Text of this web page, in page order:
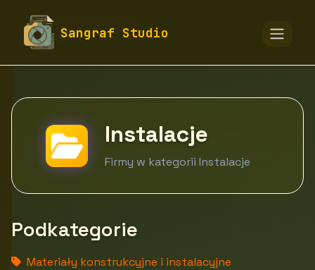
Sangraf Studio
fototapety-sangraf.pl
Budownictwo i nieruchomości
Instalacje
Firmy w kategorii Instalacje
Podkategorie
Materiały konstrukcyjne i instalacyjne